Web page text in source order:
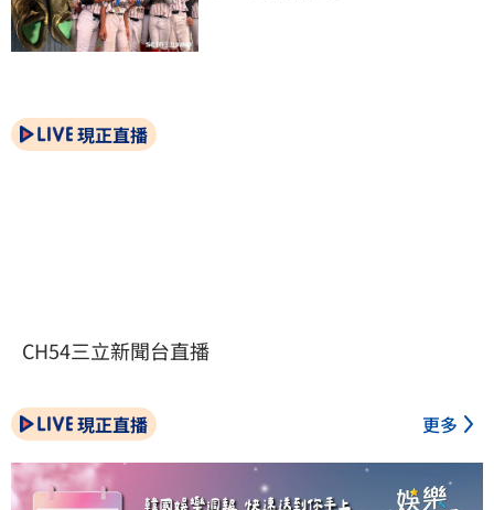
現正直播
CH54三立新聞台直播
現正直播 更多